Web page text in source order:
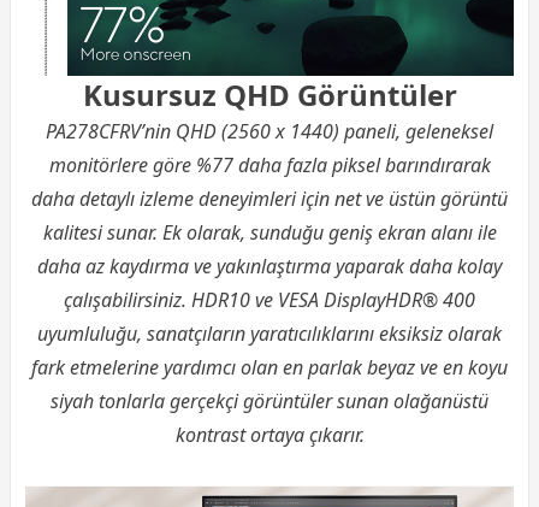
Kusursuz QHD Görüntüler
PA278CFRV’nin QHD (2560 x 1440) paneli, geleneksel
monitörlere göre %77 daha fazla piksel barındırarak
daha detaylı izleme deneyimleri için net ve üstün görüntü
kalitesi sunar. Ek olarak, sunduğu geniş ekran alanı ile
daha az kaydırma ve yakınlaştırma yaparak daha kolay
çalışabilirsiniz. HDR10 ve VESA DisplayHDR® 400
uyumluluğu, sanatçıların yaratıcılıklarını eksiksiz olarak
fark etmelerine yardımcı olan en parlak beyaz ve en koyu
siyah tonlarla gerçekçi görüntüler sunan olağanüstü
kontrast ortaya çıkarır.